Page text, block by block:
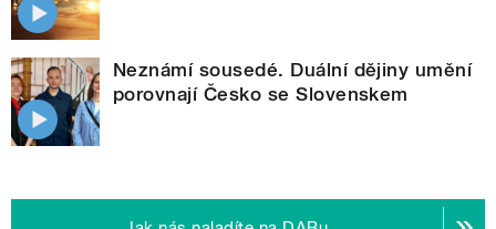
Neznámí sousedé. Duální dějiny umění
porovnají Česko se Slovenskem